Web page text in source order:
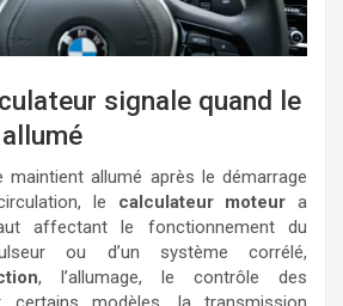
signale quand le
maintient allumé après le démarrage
le calculateur moteur a
affectant le fonctionnement du
ou d’un système corrélé,
, l’allumage, le contrôle des